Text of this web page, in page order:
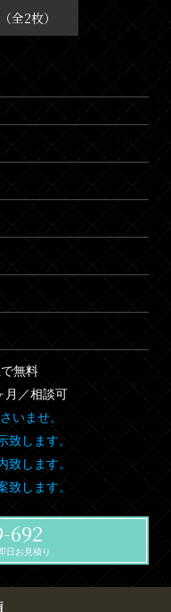
全2枚）
無料
月／相談可
いませ。
致します。
致します。
致します。
692
日お見積り